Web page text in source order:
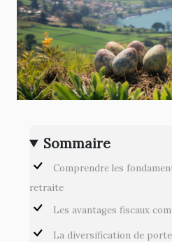
Sommaire
Comprendre les
retraite
Les avantages fiscaux
La diversification de